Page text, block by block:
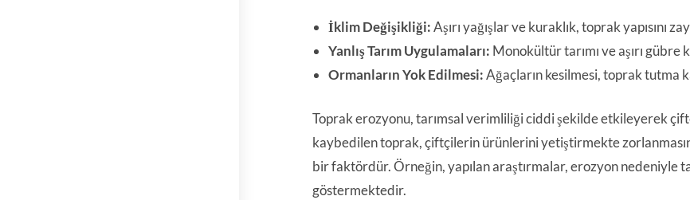
İklim Değişikliği:Aşırı yağışlar ve kuraklık, toprak yapısını
Yanlış Tarım Uygulamaları: Monokültür tarımı ve aşırı gübre
Ormanların Yok Edilmesi:Ağaçların kesilmesi, toprak tutma
Toprak erozyonu, tarımsal verimliliği ciddi şekilde etkileyerek
kaybedilen toprak, çiftçilerin ürünlerini yetiştirmekte
bir faktördür. Örneğin, yapılan araştırmalar, erozyon nedeniyle
göstermektedir.